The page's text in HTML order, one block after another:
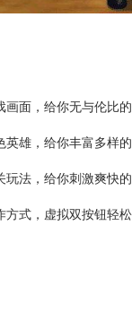
面，给你无与伦比的
雄，给你丰富多样的
法，给你刺激爽快的
式，虚拟双按钮轻松